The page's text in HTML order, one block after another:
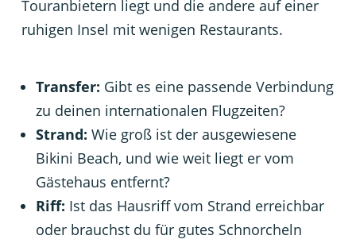
Touranbietern liegt und die andere auf einer
ruhigen Insel mit wenigen Restaurants.
Transfer: Gibt es eine passende Verbindung
zu deinen internationalen Flugzeiten?
Strand: Wie groß ist der ausgewiesene
Bikini Beach, und wie weit liegt er vom
Gästehaus entfernt?
Riff: Ist das Hausriff vom Strand erreichbar
oder brauchst du für gutes Schnorcheln